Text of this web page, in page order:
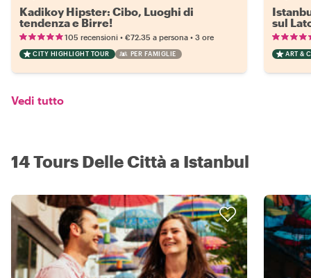
Kadikoy Hipster: Cibo, Luoghi di
tendenza e Birre!
105 recensioni • €72.35 a persona • 3 ore
CITY HIGHLIGHT TOUR PER FAMIGLIE
sul
ART &
Vedi tutto
14 Tours Delle Città a Istanbul